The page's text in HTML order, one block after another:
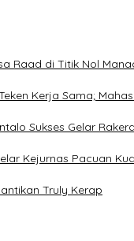
Raad di Titik Nol
Kerja Sama;
Sukses Gelar
Kejurnas Pacuan
Truly Kerap